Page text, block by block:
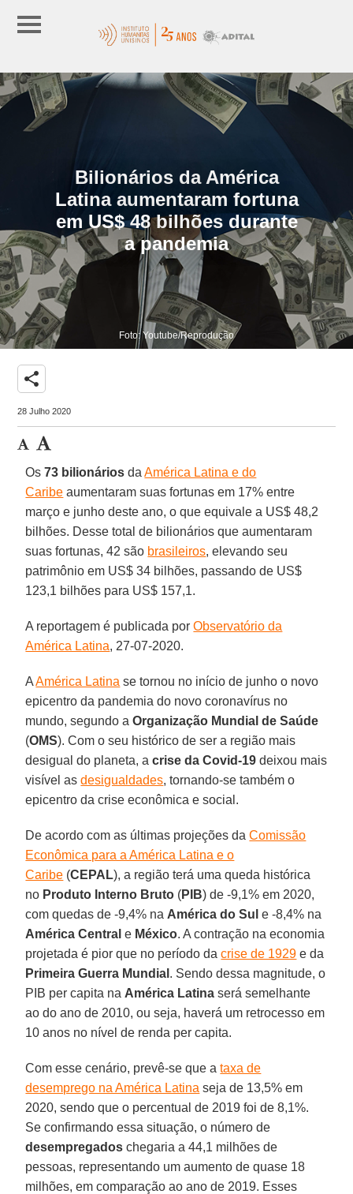
Bilionários da América
Latina aumentaram fortuna
em US$ 48 bilhões durante
a pandemia
Foto: Youtube/Reprodução
share
28 Julho 2020
Os73 bilionários daAmérica Latina e do
Caribe aumentaram suas fortunas em 17% entre
março e junho deste ano, o que equivale a US$ 48,2
bilhões. Desse total de bilionários que aumentaram
suas fortunas, 42 são brasileiros, elevando seu
patrimônio em US$ 34 bilhões, passando de US$
123,1 bilhões para US$ 157,1.
A reportagem é publicada porObservatório da
América Latina, 27-07-2020.
AAmérica Latina se tornou no início de junho o novo
epicentro da pandemia do novo coronavírus no
mundo, segundo aOrganização Mundial de Saúde
(OMS). Com o seu histórico de ser a região mais
desigual do planeta, acrise da Covid-19 deixou mais
visível asdesigualdades, tornando-se também o
epicentro da crise econômica e social.
De acordo com as últimas projeções daComissão
Econômica para a América Latina e o
Caribe (CEPAL), a região terá uma queda histórica
no Produto Interno Bruto (PIB) de -9,1% em 2020,
com quedas de -9,4% na América do Sul e -8,4% na
América Central e México. A contração na economia
projetada é pior que no período dacrise de 1929 e da
Primeira Guerra Mundial . Sendo dessa magnitude, o
PIB per capita na América Latina será semelhante
ao do ano de 2010, ou seja, haverá um retrocesso em
10 anos no nível de renda per capita.
Com esse cenário, prevê-se que ataxa de
desemprego na América Latina seja de 13,5% em
2020, sendo que o percentual de 2019 foi de 8,1%.
Se confirmando essa situação, o número de
desempregados chegaria a 44,1 milhões de
pessoas, representando um aumento de quase 18
milhões, em comparação ao ano de 2019. Esses